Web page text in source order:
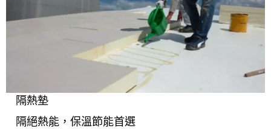
隔熱墊
隔絕熱能，保溫節能首選